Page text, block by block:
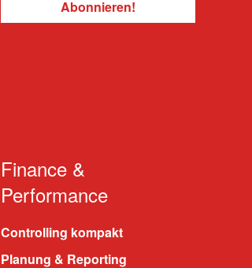
Finance &
Performance
Controlling kompakt
Planung & Reporting